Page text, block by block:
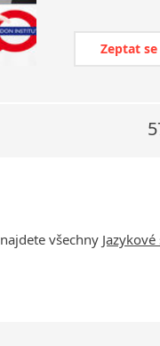
Zeptat
najdete všechny